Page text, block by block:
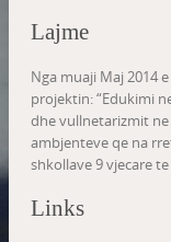
Lajme
Nga muaji Maj 2014
projektin: “Edukimi
dhe vullnetarizmit
ambjenteve qe na
shkollave 9 vjecare
Links